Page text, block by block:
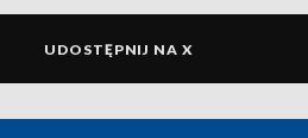
UDOSTĘPNIJ NA X